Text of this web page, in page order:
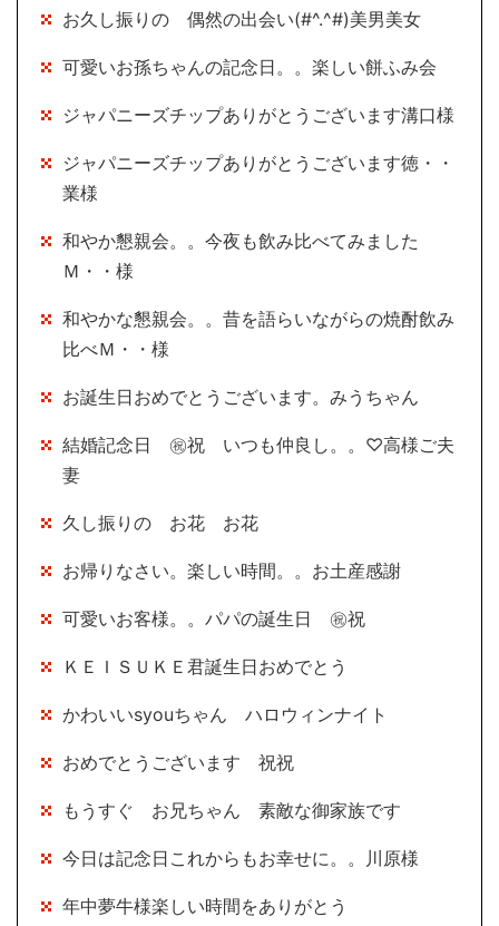
お久し振りの 偶然の出会い(#^.^#)美男美女
可愛いお孫ちゃんの記念日。。楽しい餅ふみ会
ジャパニーズチップありがとうございます溝口様
ジャパニーズチップありがとうございます徳・・
業様
和やか懇親会。。今夜も飲み比べてみました
Ｍ・・様
和やかな懇親会。。昔を語らいながらの焼酎飲み
比べＭ・・様
お誕生日おめでとうございます。みうちゃん
結婚記念日 ㊗祝 いつも仲良し。。♡高様ご夫
妻
久し振りの お花 お花
お帰りなさい。楽しい時間。。お土産感謝
可愛いお客様。。パパの誕生日 ㊗祝
ＫＥＩＳＵＫＥ君誕生日おめでとう
かわいいsyouちゃん ハロウィンナイト
おめでとうございます 祝祝
もうすぐ お兄ちゃん 素敵な御家族です
今日は記念日これからもお幸せに。。川原様
年中夢牛様楽しい時間をありがとう